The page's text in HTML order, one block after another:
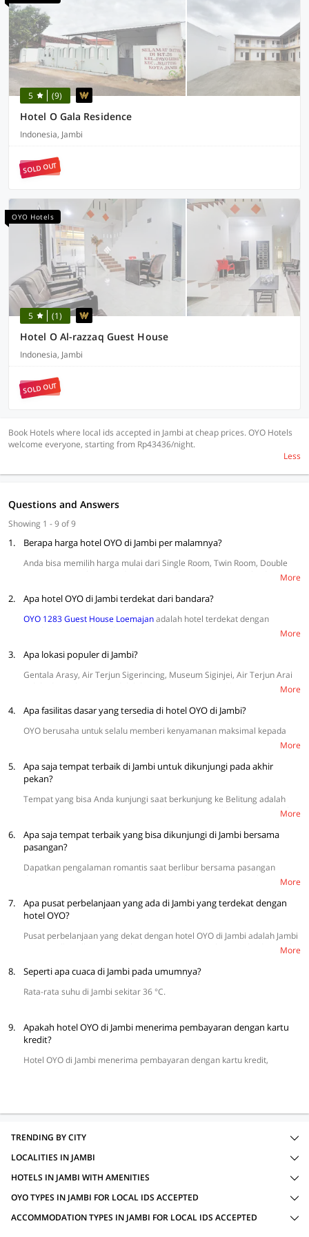
5 (9)
Hotel O Gala Residence
Indonesia, Jambi
SOLD OUT
OYO Hotels
5 (1)
Hotel O Al-razzaq Guest House
Indonesia, Jambi
SOLD OUT
Book Hotels where local ids accepted in Jambi at cheap prices. OYO Hotels
welcome everyone, starting from Rp43436/night.
Less
Questions and Answers
Showing 1 - 9 of 9
1. Berapa harga hotel OYO di Jambi per malamnya?
Anda bisa memilih harga mulai dari Single Room, Twin Room, Double
tertinggi weekday}. Selengkapnyadi sini.
More
2. Apa hotel OYO di Jambi terdekat dari bandara?
OYO 1283 Guest House Loemajanadalah hotel terdekat dengan
More
3. Apa lokasi populer di Jambi?
Gentala Arasy, Air Terjun Sigerincing, Museum Siginjei, Air Terjun Arai
More
4. Apa fasilitas dasar yang tersedia di hotel OYO di Jambi?
OYO berusaha untuk selalu memberi kenyamanan maksimal kepada
setiap tamu dengan menyediakan fasilitas yang lengkap, seperti TV,
fasilitas tambahan seperti tempat parkir, kulkas mini, CCTV, dan
pengering rambut.
More
5.
Apa saja tempat terbaik di Jambi untuk dikunjungi pada akhir
pekan?
Tempat yang bisa Anda kunjungi saat berkunjung ke Belitung adalah
Candi Jambi, Danau Biru Muara Tembesi, Danau Belibis, Wisata Perahu
More
6.
Apa saja tempat terbaik yang bisa dikunjungi di Jambi bersama
pasangan?
Dapatkan pengalaman romantis saat berlibur bersama pasangan
dengan mengunjungi Bukit Kayangan, Jembatan Beatrix Sarolangun,More
7.
Apa pusat perbelanjaan yang ada di Jambi yang terdekat dengan
hotel OYO?
Pusat perbelanjaan yang dekat dengan hotel OYO di Jambi adalah Jambi
Prima Mall, Mall Jamtos Jambi, Hypermart, Lippo Plaza Jambi, dan Jambi
More
8. Seperti apa cuaca di Jambi pada umumnya?
Rata-rata suhu di Jambi sekitar 36 °C.
9.
Apakah hotel OYO di Jambi menerima pembayaran dengan kartu
kredit?
Hotel OYO di Jambi menerima pembayaran dengan kartu kredit,
TRENDING BY CITY
LOCALITIES IN JAMBI
HOTELS IN JAMBI WITH AMENITIES
OYO TYPES IN JAMBI FOR LOCAL IDS ACCEPTED
ACCOMMODATION TYPES IN JAMBI FOR LOCAL IDS ACCEPTED